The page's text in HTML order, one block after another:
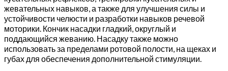
жевательных навыков, а также для улучшения силы и
устойчивости челюсти и разработки навыков речевой
моторики. Кончик насадки гладкий, округлый и
поддающийся жеванию. Насадку также можно
использовать за пределами ротовой полости, на щеках и
губах для обеспечения дополнительной стимуляции.